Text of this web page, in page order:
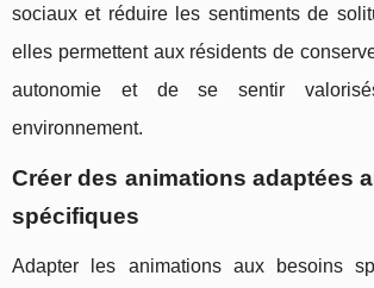
sociaux et réduire les sentiments de
elles permettent aux résidents de
autonomie et de se sentir
environnement.
Créer des animations adaptées
spécifiques
Adapter les animations aux besoins